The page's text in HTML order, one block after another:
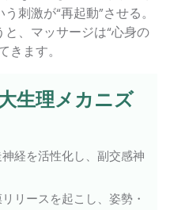
刺激が“再起動”させる。
、マッサージは“心身の
きます。
生理メカニズ
経を活性化し、副交感神
リースを起こし、姿勢・